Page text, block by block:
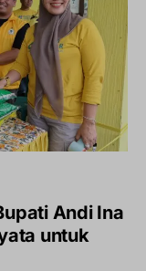
Andi Ina
untuk